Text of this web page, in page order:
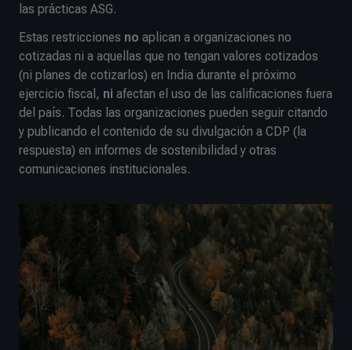
las prácticas ASG.
Estas restricciones no aplican a organizaciones no
cotizadas ni a aquellas que no tengan valores cotizados
(ni planes de cotizarlos) en India durante el próximo
ejercicio fiscal, ni afectan el uso de las calificaciones fuera
del país. Todas las organizaciones pueden seguir citando
y publicando el contenido de su divulgación a CDP (la
respuesta) en informes de sostenibilidad y otras
comunicaciones institucionales.